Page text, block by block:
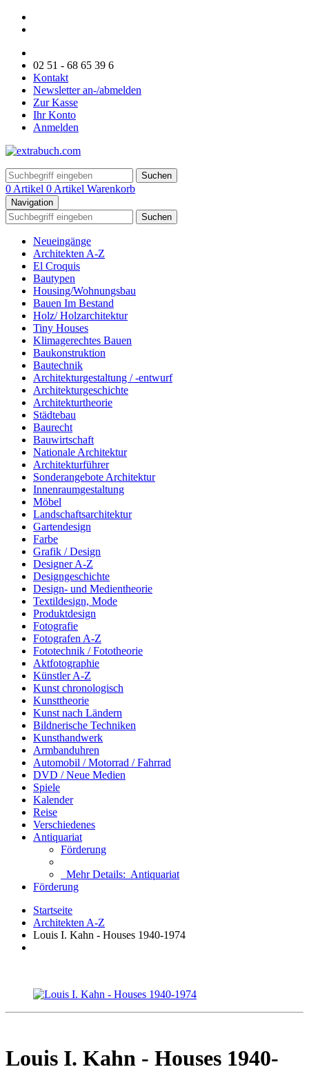
02 51 - 68 65 39 6
Kontakt
Newsletter an-/abmelden
Zur Kasse
Ihr Konto
Anmelden
Suchen
0 Artikel 0 Artikel Warenkorb
Navigation
Suchen
Neueingänge
Architekten A-Z
El Croquis
Bautypen
Housing/Wohnungsbau
Bauen Im Bestand
Holz/ Holzarchitektur
Tiny Houses
Klimagerechtes Bauen
Baukonstruktion
Bautechnik
Architekturgestaltung / -entwurf
Architekturgeschichte
Architekturtheorie
Städtebau
Baurecht
Bauwirtschaft
Nationale Architektur
Architekturführer
Sonderangebote Architektur
Innenraumgestaltung
Möbel
Landschaftsarchitektur
Gartendesign
Farbe
Grafik / Design
Designer A-Z
Designgeschichte
Design- und Medientheorie
Textildesign, Mode
Produktdesign
Fotografie
Fotografen A-Z
Fototechnik / Fototheorie
Aktfotographie
Künstler A-Z
Kunst chronologisch
Kunsttheorie
Kunst nach Ländern
Bildnerische Techniken
Kunsthandwerk
Armbanduhren
Automobil / Motorrad / Fahrrad
DVD / Neue Medien
Spiele
Kalender
Reise
Verschiedenes
Antiquariat
Förderung
Mehr Details: Antiquariat
Förderung
Startseite
Architekten A-Z
Louis I. Kahn - Houses 1940-1974
Louis I. Kahn - Houses 1940-